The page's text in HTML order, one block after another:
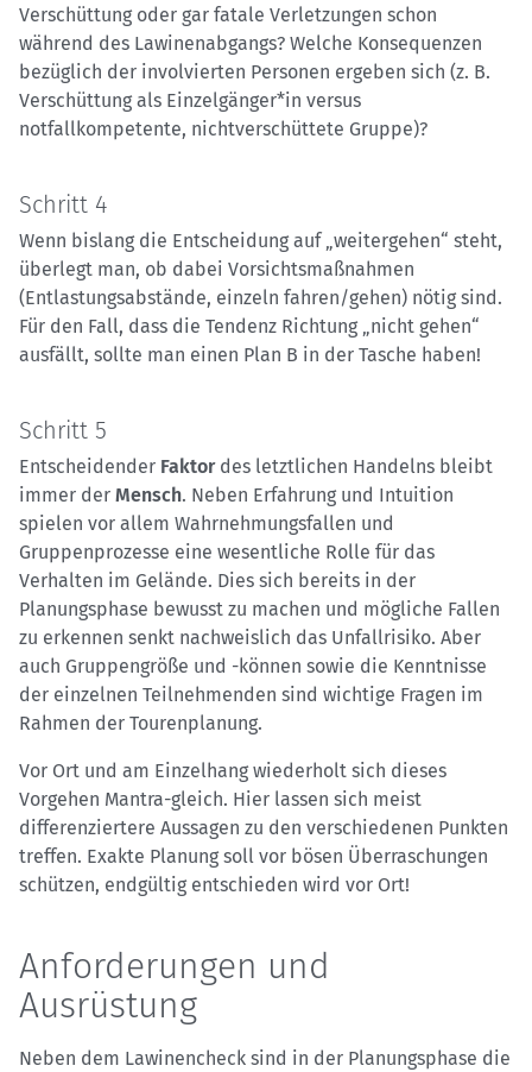
Verschüttung oder gar fatale Verletzungen schon
während des Lawinenabgangs? Welche Konsequenzen
bezüglich der involvierten Personen ergeben sich (z. B.
Verschüttung als Einzelgänger*in versus
notfallkompetente, nichtverschüttete Gruppe)?
Schritt 4
Wenn bislang die Entscheidung auf „weitergehen“ steht,
überlegt man, ob dabei Vorsichtsmaßnahmen
(Entlastungsabstände, einzeln fahren/gehen) nötig sind.
Für den Fall, dass die Tendenz Richtung „nicht gehen“
ausfällt, sollte man einen Plan B in der Tasche haben!
Schritt 5
Entscheidender Faktordes letztlichen Handelns bleibt
immer der Mensch. Neben Erfahrung und Intuition
spielen vor allem Wahrnehmungsfallen und
Gruppenprozesse eine wesentliche Rolle für das
Verhalten im Gelände. Dies sich bereits in der
Planungsphase bewusst zu machen und mögliche Fallen
zu erkennen senkt nachweislich das Unfallrisiko. Aber
auch Gruppengröße und -können sowie die Kenntnisse
der einzelnen Teilnehmenden sind wichtige Fragen im
Rahmen der Tourenplanung.
Vor Ort und am Einzelhang wiederholt sich dieses
Vorgehen Mantra-gleich. Hier lassen sich meist
differenziertere Aussagen zu den verschiedenen Punkten
treffen. Exakte Planung soll vor bösen Überraschungen
schützen, endgültig entschieden wird vor Ort!
Anforderungen und
Ausrüstung
Neben dem Lawinencheck sind in der Planungsphase die